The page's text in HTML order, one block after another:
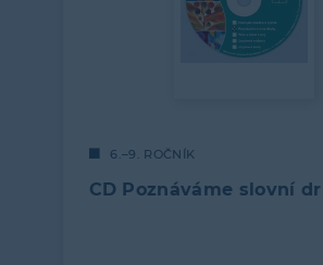
6.–9. ROČNÍK
CD Poznáváme slovní